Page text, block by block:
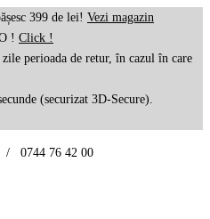
399 de lei! Vezi magazin
! Click !
perioada de retur, în cazul în care
(securizat 3D-Secure).
/ 0744 76 42 00